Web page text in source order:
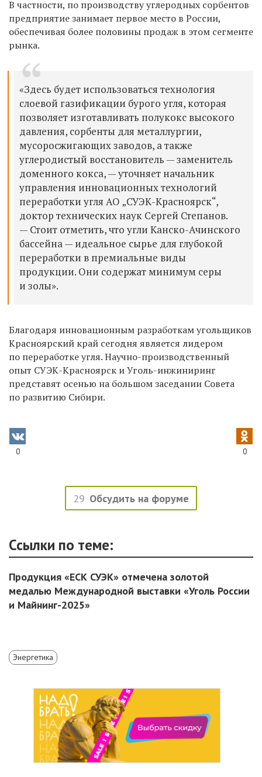
В частности, по производству углеродных сорбентов
предприятие занимает первое место в России,
обеспечивая более половины продаж в этом сегменте
рынка.
«Здесь будет использоваться технология
слоевой газификации бурого угля, которая
позволяет изготавливать полукокс высокого
давления, сорбенты для металлургии,
мусоросжигающих заводов, а также
углеродистый восстановитель — заменитель
доменного кокса, — уточняет начальник
управления инновационных технологий
переработки угля АО „СУЭК-Красноярск“,
доктор технических наук Сергей Степанов.
— Стоит отметить, что угли Канско-Ачинского
бассейна — идеальное сырье для глубокой
переработки в премиальные виды
продукции. Они содержат минимум серы
и золы».
Благодаря инновационным разработкам угольщиков
Красноярский край сегодня является лидером
по переработке угля. Научно-производственный
опыт СУЭК-Красноярск и Уголь-инжиниринг
представят осенью на большом заседании Совета
по развитию Сибири.
0 0
29 Обсудить на форуме
Ссылки по теме:
Продукция «ЕСК СУЭК» отмечена золотой
медалью Международной выставки «Уголь России
и Майнинг-2025»
Энергетика